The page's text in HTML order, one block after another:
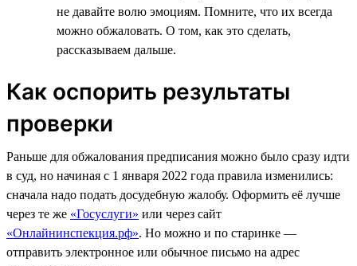
не давайте волю эмоциям. Помните, что их всегда
можно обжаловать. О том, как это сделать,
рассказываем дальше.
Как оспорить результаты
проверки
Раньше для обжалования предписания можно было сразу идти
в суд, но начиная с 1 января 2022 года правила изменились:
сначала надо подать досудебную жалобу. Оформить её лучше
через те же «Госуслуги» или через сайт
«Онлайнинспекция.рф». Но можно и по старинке —
отправить электронное или обычное письмо на адрес